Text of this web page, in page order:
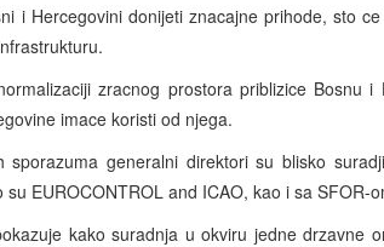
i Hercegovini donijeti znacajne prihode, sto
zracnog prostora priblizice Bosnu
imace koristi od njega.
sporazuma generalni direktori su blisko
su EUROCONTROL and ICAO, kao i sa SFOR-
kako suradnja u okviru jedne drzavne